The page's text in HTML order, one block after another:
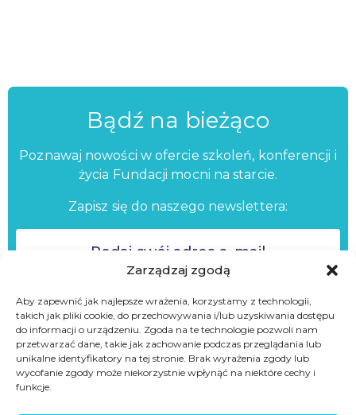
Zarządzaj zgodą
Aby zapewnić jak najlepsze wrażenia, korzystamy z technologii,
takich jak pliki cookie, do przechowywania i/lub uzyskiwania dostępu
do informacji o urządzeniu. Zgoda na te technologie pozwoli nam
przetwarzać dane, takie jak zachowanie podczas przeglądania lub
unikalne identyfikatory na tej stronie. Brak wyrażenia zgody lub
wycofanie zgody może niekorzystnie wpłynąć na niektóre cechy i
funkcje.
Bądź na bieżąco
Poznawaj nowości w ofercie szkoleń, konferencji i
życia Fundacji mocni na starcie.
Zapisz się do naszego newslettera:
ZAPISZ SIĘ
Nie wysyłamy spamu
Zapisując się do newslettera akceptujesz